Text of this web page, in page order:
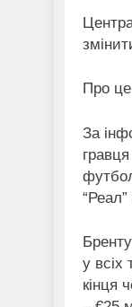
Про
За
у всіх
кінця